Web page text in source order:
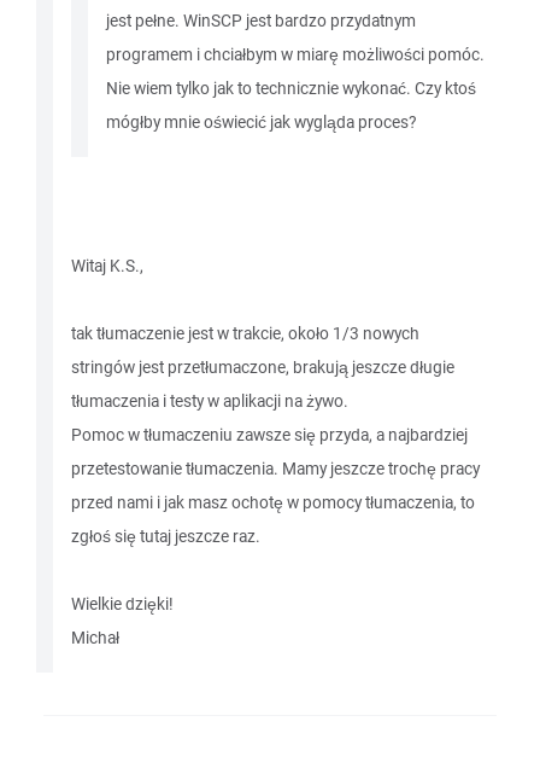
jest pełne. WinSCP jest bardzo przydatnym
programem i chciałbym w miarę możliwości pomóc.
Nie wiem tylko jak to technicznie wykonać. Czy ktoś
mógłby mnie oświecić jak wygląda proces?
Witaj K.S.,
tak tłumaczenie jest w trakcie, około 1/3 nowych
stringów jest przetłumaczone, brakują jeszcze długie
tłumaczenia i testy w aplikacji na żywo.
Pomoc w tłumaczeniu zawsze się przyda, a najbardziej
przetestowanie tłumaczenia. Mamy jeszcze trochę pracy
przed nami i jak masz ochotę w pomocy tłumaczenia, to
zgłoś się tutaj jeszcze raz.
Wielkie dzięki!
Michał